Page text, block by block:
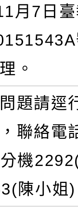
月7日
。
題請逕
聯絡電
機
陳小姐